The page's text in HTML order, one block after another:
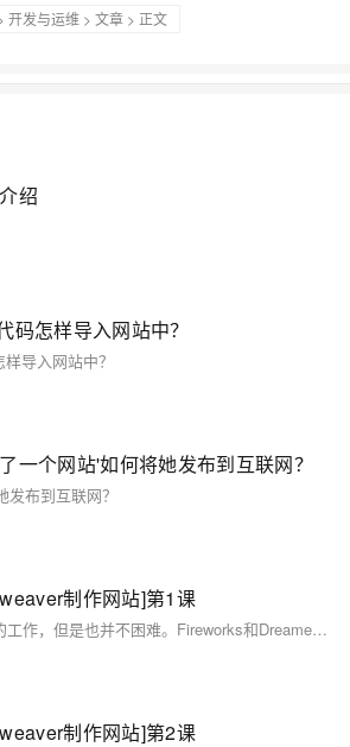
开发与运维 > 文章 > 正文
绍
码怎样导入网站中？
导入网站中？
一个网站'如何将她发布到互联网？
布到互联网？
制作网站]第1课
制作网页是一件很有趣的工作，但是也并不困难。Fireworks和Dreameaver是制作网页的一对最佳搭档！ 在接下来的8天里，我们就来演示一下，如果从零开始，真正制作出一个看上去很专业的网站。
制作网站]第2课